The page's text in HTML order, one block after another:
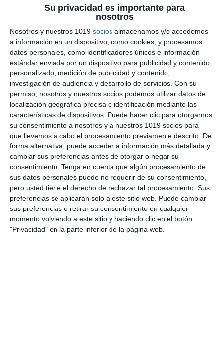
Su privacidad es importante para
nosotros
Nosotros y nuestros 1019 socios almacenamos y/o accedemos
a información en un dispositivo, como cookies, y procesamos
datos personales, como identificadores únicos e información
estándar enviada por un dispositivo para publicidad y contenido
personalizado, medición de publicidad y contenido,
investigación de audiencia y desarrollo de servicios. Con su
permiso, nosotros y nuestros socios podemos utilizar datos de
localización geográfica precisa e identificación mediante las
características de dispositivos. Puede hacer clic para otorgarnos
su consentimiento a nosotros y a nuestros 1019 socios para
que llevemos a cabo el procesamiento previamente descrito. De
forma alternativa, puede acceder a información más detallada y
cambiar sus preferencias antes de otorgar o negar su
consentimiento. Tenga en cuenta que algún procesamiento de
sus datos personales puede no requerir de su consentimiento,
pero usted tiene el derecho de rechazar tal procesamiento. Sus
preferencias se aplicarán solo a este sitio web. Puede cambiar
sus preferencias o retirar su consentimiento en cualquier
momento volviendo a este sitio y haciendo clic en el botón
"Privacidad" en la parte inferior de la página web.
Feedback Constructivo:Las rúbricas
sencillas permiten proporcionar feedback
específico y detallado sobre el desempeño de
los estudiantes. Esto les ayuda a comprender
sus fortalezas y áreas de mejora, lo que a su
vez fomenta el aprendizaje y la
autorregulación.
Facilita la Comunicación:Las rúbricas
sencillas también son útiles para la
comunicación entre profesores, estudiantes y
padres. Todos tienen una comprensión clara
de los estándares de evaluación, lo que
facilita las conversaciones sobre el progreso
académico.